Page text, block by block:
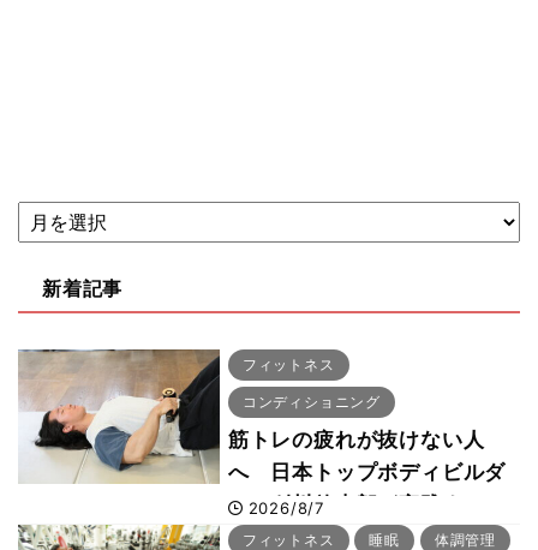
新着記事
フィットネス
コンディショニング
筋トレの疲れが抜けない人
へ 日本トップボディビルダ
ー・刈川啓志郎が実践する
「回復習慣」
2026/8/7
フィットネス 睡眠 体調管理